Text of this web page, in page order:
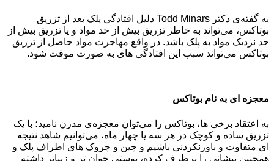
به گفته‌ی دکتر Todd Minars دلیل افتادگی پلک بعد از تزریق
بوتاکس، می‌تواند به خاطر تزریق بیش از حد مواد و یا تزریق بیش از
حد نزدیک مواد به پلک باشد. در واقع مهاجرت مواد حاصل از تزریق
بوتاکس می‌تواند سبب این افتادگی های به صورت موقت شود.
معجزه ای به نام بوتاکس
به اعتقاد برخی ها، بوتاکس را می‌توان معجزه‌ی مدرن نامید؛ با یک
تزریق ساده و کوچک در هر سه یا چهار ماه، می‌توانیم شاهد نتیجه
ای متفاوت و باورنکردنی باشیم و چین و چروک های اطراف پلک و
همچنین پیشانی را برطرف کرده، پوستی جوان تر و زیباتر داشته